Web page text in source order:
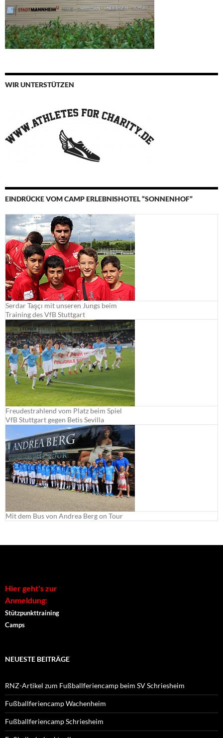
WIR UNTERSTÜTZEN
EINDRÜCKE VOM CAMP ERLEBNISHOTEL “SONNENHOF”
Serdar Taşçı mit unseren Jungs beim
Training des VfB Stuttgart
Freudestrahlend vom Platz beim Spiel
VfB Stuttgart gegen Betis Sevilla
Mit dem Bus von Andrea Berg on Tour
Hier geht's zur
Anmeldung:
Stützpunkttraining
Camps
NEUESTE BEITRÄGE
RNZ-Artikel zum Fußballferiencamp beim SV Schriesheim
Fußballferiencamp Wachenheim
Fußballferiencamp Schriesheim